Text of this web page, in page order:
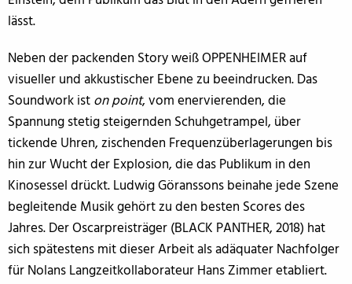
lässt.
Neben der packenden Story weiß OPPENHEIMER auf
visueller und akkustischer Ebene zu beeindrucken. Das
Soundwork iston point, vom enervierenden, die
Spannung stetig steigernden Schuhgetrampel, über
tickende Uhren, zischenden Frequenzüberlagerungen bis
hin zur Wucht der Explosion, die das Publikum in den
Kinosessel drückt. Ludwig Göranssons beinahe jede Szene
begleitende Musik gehört zu den besten Scores des
Jahres. Der Oscarpreisträger (BLACK PANTHER, 2018) hat
sich spätestens mit dieser Arbeit als adäquater Nachfolger
für Nolans Langzeitkollaborateur Hans Zimmer etabliert.